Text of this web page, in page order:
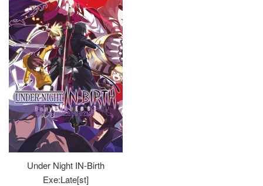
Under Night IN-Birth
Exe:Late[st]